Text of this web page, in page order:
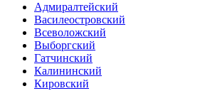
Адмиралтейский
Василеостровский
Всеволожский
Выборгский
Гатчинский
Калининский
Кировский